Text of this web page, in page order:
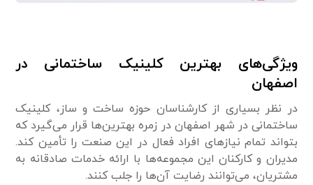
ویژگی‌های بهترین کلینیک ساختمانی در
اصفهان
در نظر بسیاری از کارشناسان حوزه ساخت و ساز، کلینیک
ساختمانی در شهر اصفهان در زمره بهترین‌ها قرار می‌گیرد که
بتواند تمام نیاز‌های افراد فعال در این صنعت را تأمین کند.
مدیران و کارکنان این مجموعه‌ها با ارائه خدمات صادقانه به
مشتریان، می‌توانند رضایت آن‌ها را جلب کنند.